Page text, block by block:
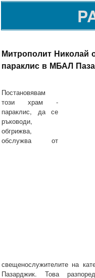
Митрополит Николай
параклис в МБАЛ
Постановявам
този храм -
параклис, да се
ръководи,
обгрижва,
обслужва от
свещенослужителите на
Пазарджик. Това